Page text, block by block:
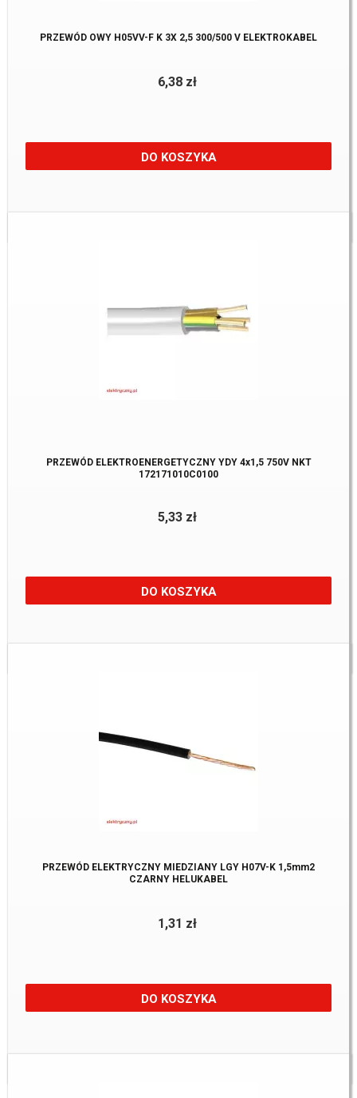
PRZEWÓD OWY H05VV-F K 3X 2,5 300/500 V ELEKTROKABEL
6,38 zł
DO KOSZYKA
Dostępne:705 m.
PRZEWÓD ELEKTROENERGETYCZNY YDY 4x1,5 750V NKT
172171010C0100
5,33 zł
DO KOSZYKA
Dostępne:683 m.
PRZEWÓD ELEKTRYCZNY MIEDZIANY LGY H07V-K 1,5mm2
CZARNY HELUKABEL
1,31 zł
DO KOSZYKA
Dostępne:635 m.